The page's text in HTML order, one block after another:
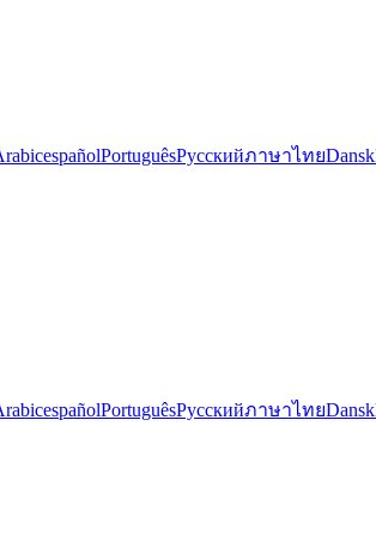
españolPortuguêsРусскийภาษาไทยDansk
españolPortuguêsРусскийภาษาไทยDansk